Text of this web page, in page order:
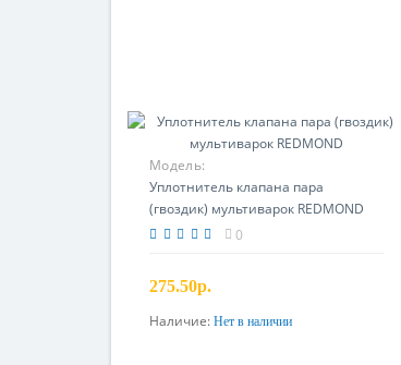
Модель:
Уплотнитель клапана пара
(гвоздик) мультиварок REDMOND
0
275.50р.
Предзаказ
Наличие: Нет в наличии